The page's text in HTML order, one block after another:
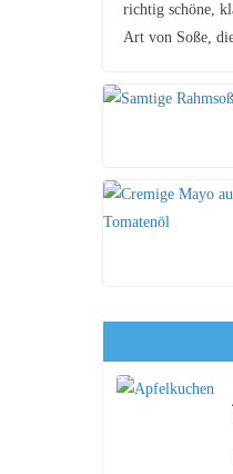
richtig schöne,
Art von Soße,